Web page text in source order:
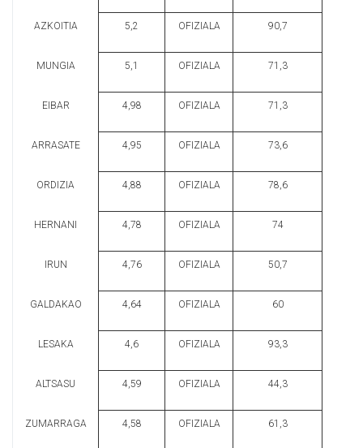
AZKOITIA 5,2 OFIZIALA 90,7
MUNGIA 5,1 OFIZIALA 71,3
EIBAR 4,98 OFIZIALA 71,3
ARRASATE 4,95 OFIZIALA 73,6
ORDIZIA 4,88 OFIZIALA 78,6
HERNANI 4,78 OFIZIALA 74
IRUN 4,76 OFIZIALA 50,7
GALDAKAO 4,64 OFIZIALA 60
LESAKA 4,6 OFIZIALA 93,3
ALTSASU 4,59 OFIZIALA 44,3
ZUMARRAGA 4,58 OFIZIALA 61,3